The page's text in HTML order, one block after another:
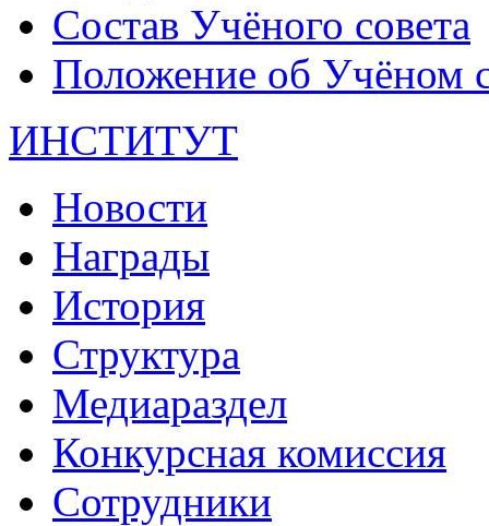
Состав Учёного совета
Положение об Учёном
ИНСТИТУТ
Новости
Награды
История
Структура
Медиараздел
Конкурсная комиссия
Сотрудники